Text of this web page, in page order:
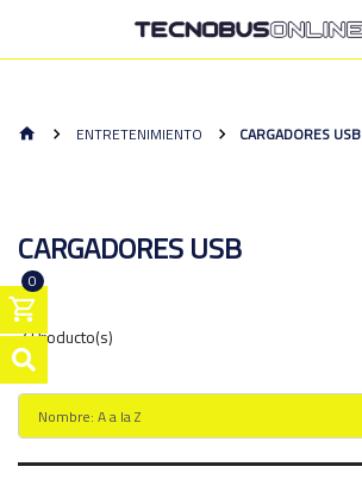
0
ENTRETENIMIENTO CARGADORES USB
CARGADORES USB
7 Producto(s)